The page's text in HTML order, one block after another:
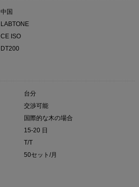
中国
LABTONE
CE ISO
DT200
台分
交渉可能
国際的な木の場合
15-20 日
T/T
50セット/月